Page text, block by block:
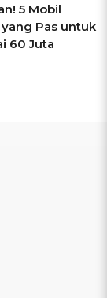
5 Mobil
Pas untuk
60 Juta